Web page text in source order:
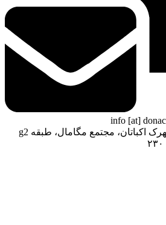
آدرس فروشگاه: شهرک اکباتان، مجتمع مگامال، طبقه g2